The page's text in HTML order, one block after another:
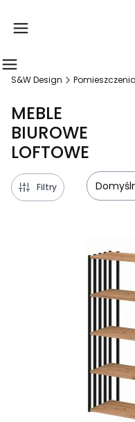
S&W Design Pomieszczenia
MEBLE
BIUROWE
LOFTOWE
Filtry